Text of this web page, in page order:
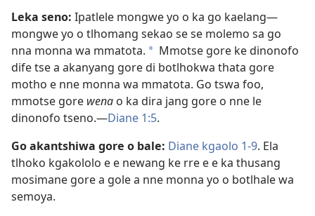
Leka seno: Ipatlele mongwe yo o ka go kaelang—
mongwe yo o tlhomang sekao se se molemo sa go
nna monna wa mmatota. * Mmotse gore ke dinonofo
dife tse a akanyang gore di botlhokwa thata gore
motho e nne monna wa mmatota. Go tswa foo,
mmotse gore wena o ka dira jang gore o nne le
dinonofo tseno.—Diane 1:5.
Go akantshiwa gore o bale: Diane kgaolo 1-9. Ela
tlhoko kgakololo e e newang ke rre e e ka thusang
mosimane gore a gole a nne monna yo o botlhale wa
semoya.